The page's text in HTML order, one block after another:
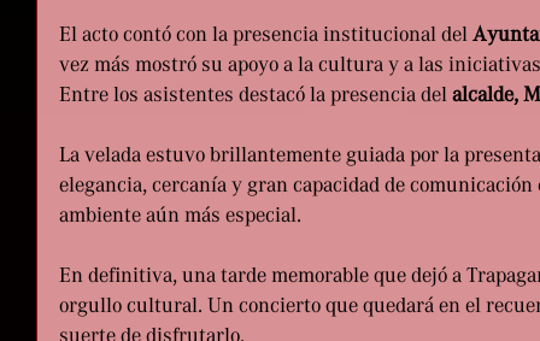
El acto contó con la presencia institucional del
vez más mostró su apoyo a la cultura y a las
Entre los asistentes destacó la presencia del alcalde,
La velada estuvo brillantemente guiada por la
elegancia, cercanía y gran capacidad de
ambiente aún más especial.
En definitiva, una tarde memorable que dejó a
orgullo cultural. Un concierto que quedará en el
suerte de disfrutarlo.